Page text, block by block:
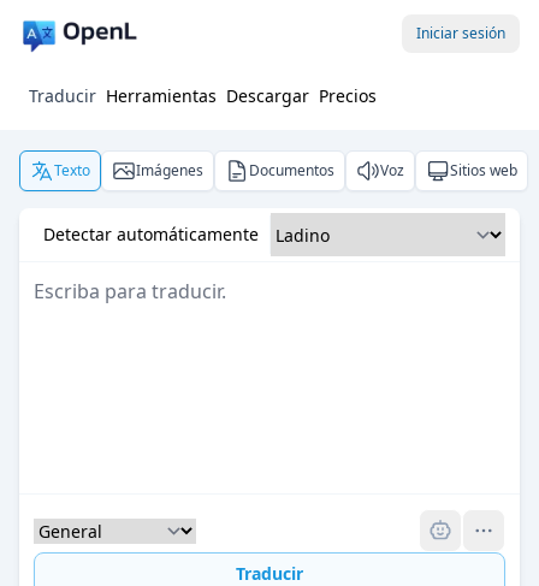
Iniciar sesión
Traducir Herramientas Descargar Precios
Texto Imágenes Documentos Voz Sitios web
Detectar automáticamente
Traducir